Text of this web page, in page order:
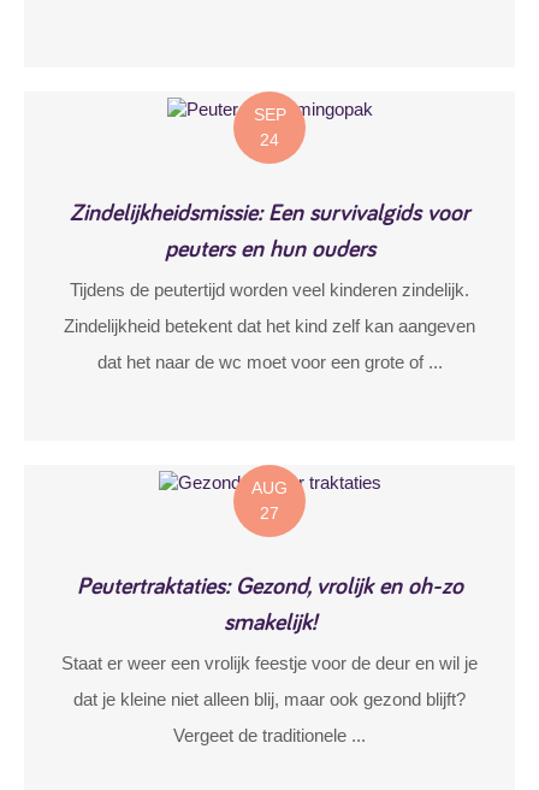
SEP
24
Zindelijkheidsmissie: Een survivalgids voor
peuters en hun ouders
Tijdens de peutertijd worden veel kinderen zindelijk.
Zindelijkheid betekent dat het kind zelf kan aangeven
dat het naar de wc moet voor een grote of ...
AUG
27
Peutertraktaties: Gezond, vrolijk en oh-zo
smakelijk!
Staat er weer een vrolijk feestje voor de deur en wil je
dat je kleine niet alleen blij, maar ook gezond blijft?
Vergeet de traditionele ...